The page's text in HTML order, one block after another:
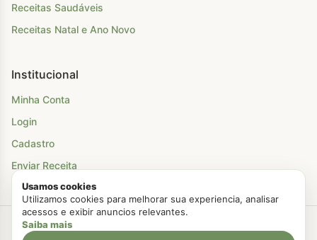
Receitas Saudáveis
Receitas Natal e Ano Novo
Institucional
Minha Conta
Login
Cadastro
Enviar Receita
Criado com Amor
Usamos cookies
Utilizamos cookies para melhorar sua experiencia, analisar
acessos e exibir anuncios relevantes.
Saiba mais